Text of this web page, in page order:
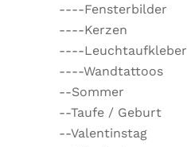
----Fensterbilder
----Kerzen
----Leuchtaufkleber
----Wandtattoos
--Sommer
--Taufe / Geburt
--Valentinstag